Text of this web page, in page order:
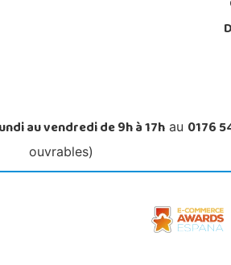
au vendredi de 9h à 17h au 0176
ouvrables)